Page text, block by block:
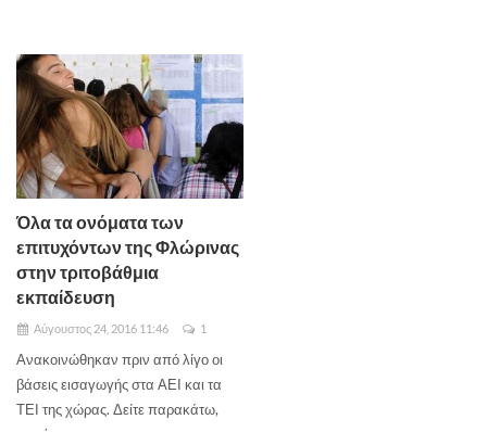
Όλα τα ονόματα των
επιτυχόντων της Φλώρινας
στην τριτοβάθμια
εκπαίδευση
Αύγουστος 24, 2016 11:46 1
Ανακοινώθηκαν πριν από λίγο οι
βάσεις εισαγωγής στα ΑΕΙ και τα
ΤΕΙ της χώρας. Δείτε παρακάτω,